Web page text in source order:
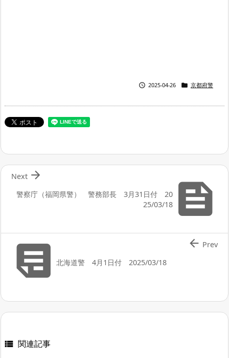
 2025-04-26  京都府警

警察庁（福岡県警） 警務部長 3月31日付 20
25/03/18

Next
北海道警 4月1日付 2025/03/18
 Prev
 関連記事